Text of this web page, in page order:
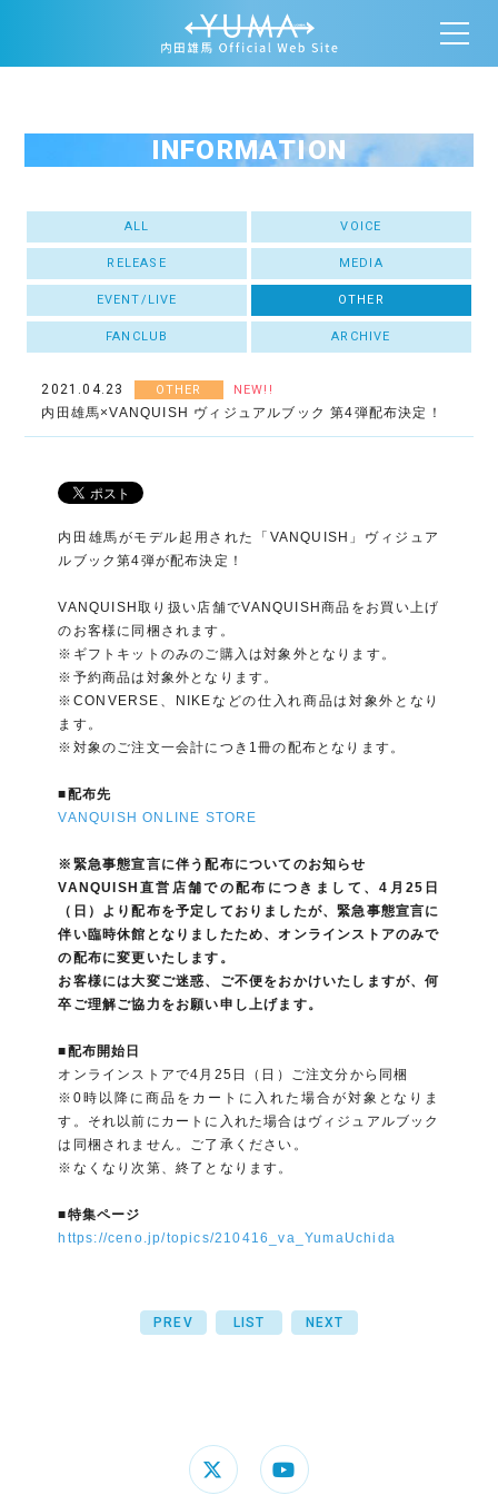
INFORMATION
ALL VOICE
RELEASE MEDIA
EVENT/LIVE OTHER
FANCLUB ARCHIVE
2021.04.23 OTHER NEW!!
内田雄馬×VANQUISH ヴィジュアルブック 第4弾配布決定！
内田雄馬がモデル起用された「VANQUISH」ヴィジュア
ルブック第4弾が配布決定！
VANQUISH取り扱い店舗でVANQUISH商品をお買い上げ
のお客様に同梱されます。
※ギフトキットのみのご購入は対象外となります。
※予約商品は対象外となります。
※CONVERSE、NIKEなどの仕入れ商品は対象外となり
ます。
※対象のご注文一会計につき1冊の配布となります。
■配布先
VANQUISH ONLINE STORE
※緊急事態宣言に伴う配布についてのお知らせ
VANQUISH直営店舗での配布につきまして、4月25日
（日）より配布を予定しておりましたが、緊急事態宣言に
伴い臨時休館となりましたため、オンラインストアのみで
の配布に変更いたします。
お客様には大変ご迷惑、ご不便をおかけいたしますが、何
卒ご理解ご協力をお願い申し上げます。
■配布開始日
オンラインストアで4月25日（日）ご注文分から同梱
※0時以降に商品をカートに入れた場合が対象となりま
す。それ以前にカートに入れた場合はヴィジュアルブック
は同梱されません。ご了承ください。
※なくなり次第、終了となります。
■特集ページ
https://ceno.jp/topics/210416_va_YumaUchida
PREV LIST NEXT